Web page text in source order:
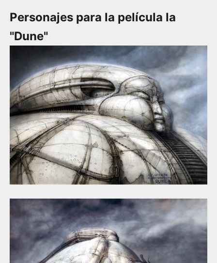
Personajes para la película la
"Dune"